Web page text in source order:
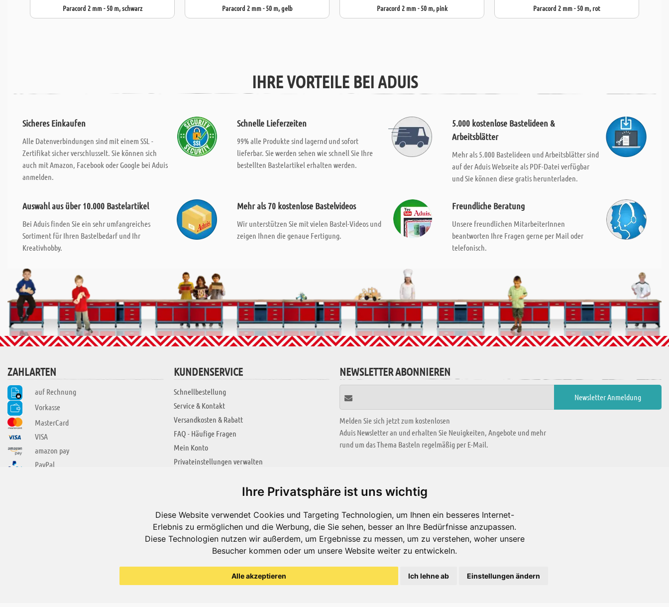
Ihre Privatsphäre ist uns wichtig
Diese Website verwendet Cookies und Targeting Technologien, um Ihnen ein besseres Internet-
Erlebnis zu ermöglichen und die Werbung, die Sie sehen, besser an Ihre Bedürfnisse anzupassen.
Diese Technologien nutzen wir außerdem, um Ergebnisse zu messen, um zu verstehen, woher unsere
Besucher kommen oder um unsere Website weiter zu entwickeln.
Alle akzeptieren Ich lehne ab Einstellungen ändern
Paracord 2 mm - 50 m, schwarz Paracord 2 mm - 50 m, gelb Paracord 2 mm - 50 m, pink Paracord 2 mm - 50 m, rot
IHRE VORTEILE BEI ADUIS
Sicheres Einkaufen
Alle Datenverbindungen sind mit einem SSL -
Zertifikat sicher verschlusselt. Sie können sich
auch mit Amazon, Facebook oder Google bei Aduis
anmelden.
Schnelle Lieferzeiten
99% alle Produkte sind lagernd und sofort
lieferbar. Sie werden sehen wie schnell Sie Ihre
bestellten Bastelartikel erhalten werden.
5.000 kostenlose Bastelideen &
Arbeitsblätter
Mehr als 5.000 Bastelideen und Arbeitsblätter sind
auf der Aduis Webseite als PDF-Datei verfügbar
und Sie können diese gratis herunterladen.
Auswahl aus über 10.000 Bastelartikel
Bei Aduis finden Sie ein sehr umfangreiches
Sortiment für Ihren Bastelbedarf und Ihr
Kreativhobby.
Mehr als 70 kostenlose Bastelvideos
Wir unterstützen Sie mit vielen Bastel-Videos und
zeigen Ihnen die genaue Fertigung.
Freundliche Beratung
Unsere freundlichen MitarbeiterInnen
beantworten Ihre Fragen gerne per Mail oder
telefonisch.
ZAHLARTEN
auf Rechnung
Vorkasse
MasterCard
VISA
amazon pay
PayPal
KUNDENSERVICE
Schnellbestellung
Service & Kontakt
Versandkosten & Rabatt
FAQ - Häufige Fragen
Mein Konto
Privateinstellungen verwalten
NEWSLETTER ABONNIEREN
Melden Sie sich jetzt zum kostenlosen
Aduis Newsletter an und erhalten Sie Neuigkeiten, Angebote und mehr
rund um das Thema Basteln regelmäßig per E-Mail.
Jobs
Impressum
Datenschutzerklärung
KREATIV ZONE
Alle Videos
Bastelideen
Arbeitsblätter
Es gibt uns auch in